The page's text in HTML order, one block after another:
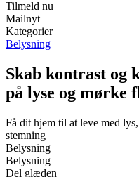
Tilmeld nu
Mailnyt
Kategorier
Belysning
Skab kontrast og
på lyse og mørke
Få dit hjem til at leve med
stemning
Belysning
Belysning
Del glæden